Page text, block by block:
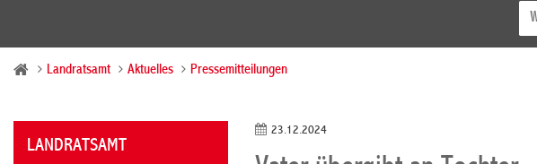
Landratsamt Aktuelles Pressemitteilungen
LANDRATSAMT
23.12.2024